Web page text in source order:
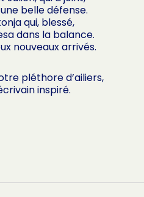
belle défense.
qui, blessé,
dans la balance.
nouveaux arrivés.
pléthore d’ailiers,
inspiré.